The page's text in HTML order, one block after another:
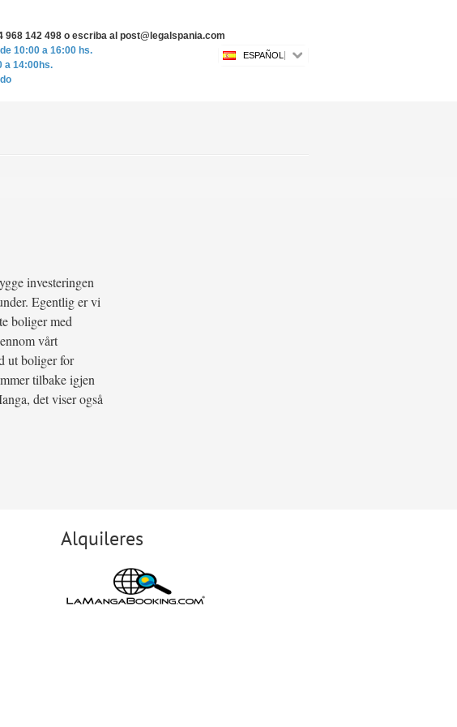
968 142 498 o escriba al post@legalspania.com
10:00 a 16:00 hs.
a 14:00hs.
ESPAÑOL
investeringen
Egentlig er vi
boliger med
vårt
ut boliger for
tilbake igjen
det viser også
Alquileres